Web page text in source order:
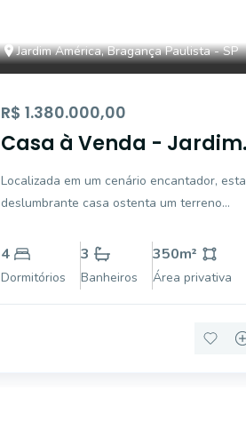
Jardim América, Bragança Paulista - SP
R$ 1.380.000,00
Casa à Venda - Jardim
América, Bragança
Paulista - 350m2 - 4
Localizada em um cenário encantador, esta
deslumbrante casa ostenta um terreno
uma área construída de 350 metros
quadrados. Com um design cuidadosamente
elaborado, esta residência oferece um estilo
4
Dormitórios
3
Banheiros
350m²
Área privativa